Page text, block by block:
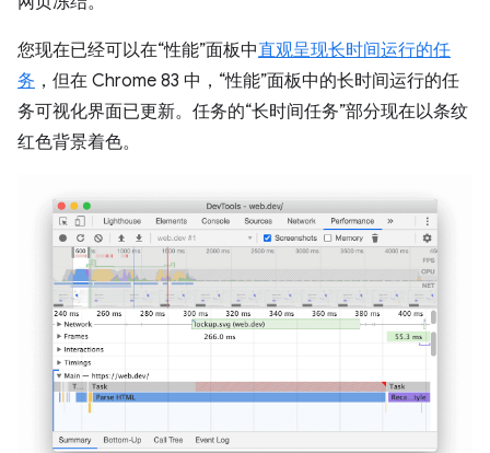
您现在已经可以在“性能”面板中直观呈现长时间运行的任
务 ，但在 Chrome 83 中，“性能”面板中的长时间运行的任
务可视化界面已更新。任务的“长时间任务”部分现在以条纹
红色背景着色。